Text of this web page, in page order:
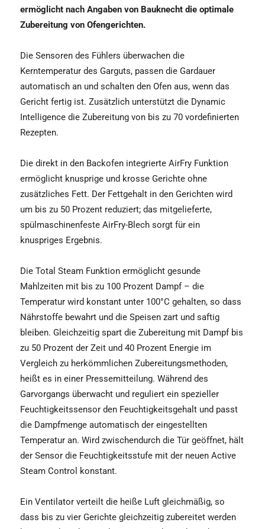
ermöglicht nach Angaben von Bauknecht die optimale
Zubereitung von Ofengerichten.
Die Sensoren des Fühlers überwachen die
Kerntemperatur des Garguts, passen die Gardauer
automatisch an und schalten den Ofen aus, wenn das
Gericht fertig ist. Zusätzlich unterstützt die Dynamic
Intelligence die Zubereitung von bis zu 70 vordefinierten
Rezepten.
Die direkt in den Backofen integrierte AirFry Funktion
ermöglicht knusprige und krosse Gerichte ohne
zusätzliches Fett. Der Fettgehalt in den Gerichten wird
um bis zu 50 Prozent reduziert; das mitgelieferte,
spülmaschinenfeste AirFry-Blech sorgt für ein
knuspriges Ergebnis.
Die Total Steam Funktion ermöglicht gesunde
Mahlzeiten mit bis zu 100 Prozent Dampf – die
Temperatur wird konstant unter 100°C gehalten, so dass
Nährstoffe bewahrt und die Speisen zart und saftig
bleiben. Gleichzeitig spart die Zubereitung mit Dampf bis
zu 50 Prozent der Zeit und 40 Prozent Energie im
Vergleich zu herkömmlichen Zubereitungsmethoden,
heißt es in einer Pressemitteilung. Während des
Garvorgangs überwacht und reguliert ein spezieller
Feuchtigkeitssensor den Feuchtigkeitsgehalt und passt
die Dampfmenge automatisch der eingestellten
Temperatur an. Wird zwischendurch die Tür geöffnet, hält
der Sensor die Feuchtigkeitsstufe mit der neuen Active
Steam Control konstant.
Ein Ventilator verteilt die heiße Luft gleichmäßig, so
dass bis zu vier Gerichte gleichzeitig zubereitet werden